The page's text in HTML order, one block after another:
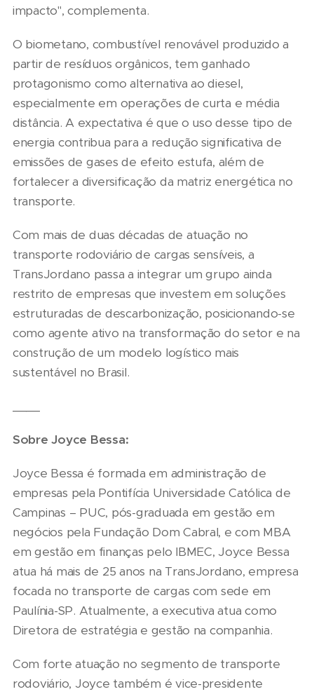
impacto", complementa.
O biometano, combustível renovável produzido a
partir de resíduos orgânicos, tem ganhado
protagonismo como alternativa ao diesel,
especialmente em operações de curta e média
distância. A expectativa é que o uso desse tipo de
energia contribua para a redução significativa de
emissões de gases de efeito estufa, além de
fortalecer a diversificação da matriz energética no
transporte.
Com mais de duas décadas de atuação no
transporte rodoviário de cargas sensíveis, a
TransJordano passa a integrar um grupo ainda
restrito de empresas que investem em soluções
estruturadas de descarbonização, posicionando-se
como agente ativo na transformação do setor e na
construção de um modelo logístico mais
sustentável no Brasil.
Sobre Joyce Bessa:
Joyce Bessa é formada em administração de
empresas pela Pontifícia Universidade Católica de
Campinas – PUC, pós-graduada em gestão em
negócios pela Fundação Dom Cabral, e com MBA
em gestão em finanças pelo IBMEC, Joyce Bessa
atua há mais de 25 anos na TransJordano, empresa
focada no transporte de cargas com sede em
Paulínia-SP. Atualmente, a executiva atua como
Diretora de estratégia e gestão na companhia.
Com forte atuação no segmento de transporte
rodoviário, Joyce também é vice-presidente